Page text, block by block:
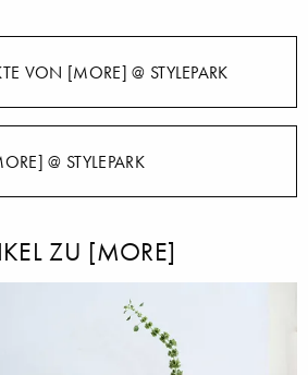
VON [MORE] @ STYLEPARK
@ STYLEPARK
ZU [MORE]